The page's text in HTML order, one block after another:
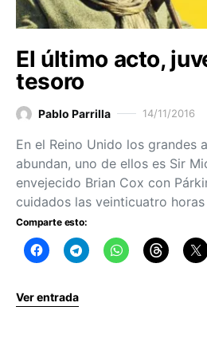
El último acto,
tesoro
Pablo Parrilla 14/11/2016
En el Reino Unido los grandes
abundan, uno de ellos es Sir
envejecido Brian Cox con
cuidados las veinticuatro
Comparte esto:
Ver entrada